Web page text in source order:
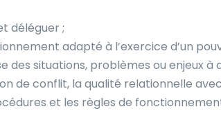
déléguer ;
adapté à l’exercice d’un
des situations, problèmes ou enjeux à
de conflit, la qualité relationnelle
et les règles de